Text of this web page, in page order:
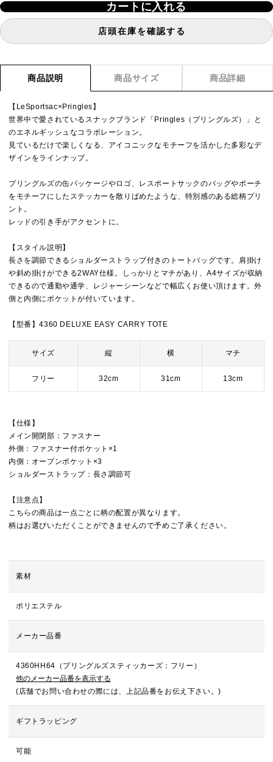
カートに入れる
店頭在庫を確認する
商品説明 商品サイズ 商品詳細
【LeSportsac×Pringles】
世界中で愛されているスナックブランド「Pringles（プリングルズ）」と
のエネルギッシュなコラボレーション。
見ているだけで楽しくなる、アイコニックなモチーフを活かした多彩なデ
ザインをラインナップ。
プリングルズの缶パッケージやロゴ、レスポートサックのバッグやポーチ
をモチーフにしたステッカーを散りばめたような、特別感のある総柄プリ
ント。
レッドの引き手がアクセントに。
【スタイル説明】
長さを調節できるショルダーストラップ付きのトートバッグです。肩掛け
や斜め掛けができる2WAY仕様。しっかりとマチがあり、A4サイズが収納
できるので通勤や通学、レジャーシーンなどで幅広くお使い頂けます。外
側と内側にポケットが付いています。
【型番】4360 DELUXE EASY CARRY TOTE
サイズ 縦 横 マチ
フリー 32cm 31cm 13cm
【仕様】
メイン開閉部：ファスナー
外側：ファスナー付ポケット×1
内側：オープンポケット×3
ショルダーストラップ：長さ調節可
【注意点】
こちらの商品は一点ごとに柄の配置が異なります。
柄はお選びいただくことができませんので予めご了承ください。
素材
ポリエステル
メーカー品番
4360HH64（プリングルズスティッカーズ：フリー）
他のメーカー品番を表示する
(店舗でお問い合わせの際には、上記品番をお伝え下さい。)
ギフトラッピング
可能